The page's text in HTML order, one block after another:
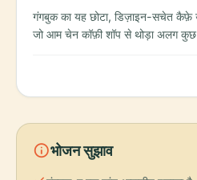
गंगबुक का यह छोटा, डिज़ाइन-सचेत कैफ़े
जो आम चेन कॉफ़ी शॉप से थोड़ा अलग कुछ
infoभोजन सुझाव